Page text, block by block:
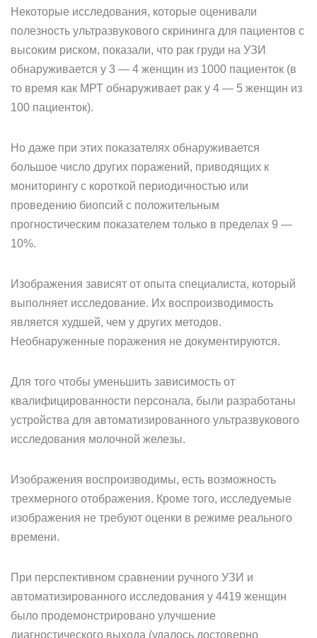
Некоторые исследования, которые оценивали
полезность ультразвукового скрининга для пациентов с
высоким риском, показали, что рак груди на УЗИ
обнаруживается у 3 — 4 женщин из 1000 пациенток (в
то время как МРТ обнаруживает рак у 4 — 5 женщин из
100 пациенток).
Но даже при этих показателях обнаруживается
большое число других поражений, приводящих к
мониторингу с короткой периодичностью или
проведению биопсий с положительным
прогностическим показателем только в пределах 9 —
10%.
Изображения зависят от опыта специалиста, который
выполняет исследование. Их воспроизводимость
является худшей, чем у других методов.
Необнаруженные поражения не документируются.
Для того чтобы уменьшить зависимость от
квалифицированности персонала, были разработаны
устройства для автоматизированного ультразвукового
исследования молочной железы.
Изображения воспроизводимы, есть возможность
трехмерного отображения. Кроме того, исследуемые
изображения не требуют оценки в режиме реального
времени.
При перспективном сравнении ручного УЗИ и
автоматизированного исследования у 4419 женщин
было продемонстрировано улучшение
диагностического выхода (удалось достоверно